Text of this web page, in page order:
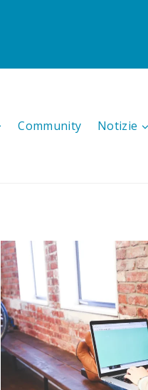
Community Notizie